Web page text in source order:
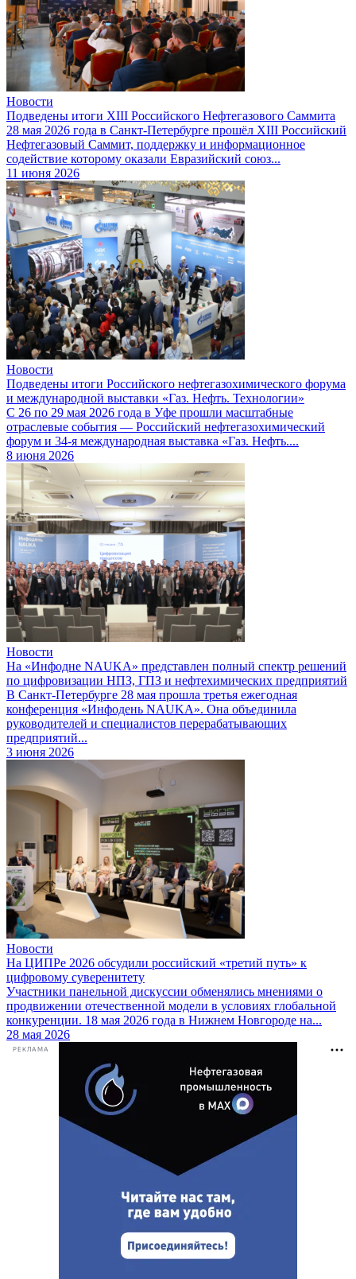
Новости
Подведены итоги XIII Российского Нефтегазового Саммита
28 мая 2026 года в Санкт-Петербурге прошёл XIII Российский
Нефтегазовый Саммит, поддержку и информационное
содействие которому оказали Евразийский союз...
11 июня 2026
Новости
Подведены итоги Российского нефтегазохимического форума
и международной выставки «Газ. Нефть. Технологии»
С 26 по 29 мая 2026 года в Уфе прошли масштабные
отраслевые события — Российский нефтегазохимический
форум и 34-я международная выставка «Газ. Нефть....
8 июня 2026
Новости
На «Инфодне NAUKA» представлен полный спектр решений
по цифровизации НПЗ, ГПЗ и нефтехимических предприятий
В Санкт-Петербурге 28 мая прошла третья ежегодная
конференция «Инфодень NAUKA». Она объединила
руководителей и специалистов перерабатывающих
предприятий...
3 июня 2026
Новости
На ЦИПРе 2026 обсудили российский «третий путь» к
цифровому суверенитету
Участники панельной дискуссии обменялись мнениями о
продвижении отечественной модели в условиях глобальной
конкуренции. 18 мая 2026 года в Нижнем Новгороде на...
28 мая 2026
РЕКЛАМА